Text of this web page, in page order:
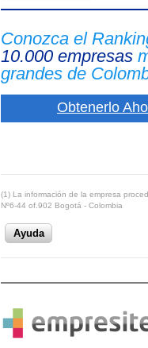
Conozca el
10.000 empresas
grandes de
Obtenerlo
(1) La información de la empresa
Nº6-44 of.902 Bogotá - Colombia
Ayuda